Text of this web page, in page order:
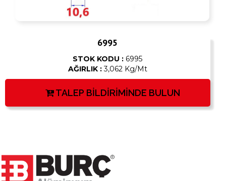
6995
STOK KODU : 6995
AĞIRLIK :3,062 Kg/Mt
TALEP BİLDİRİMİNDE BULUN